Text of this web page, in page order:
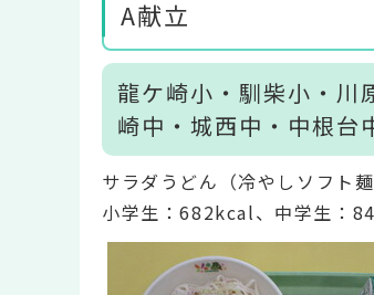
A献立
龍ケ崎小・馴柴小・川
崎中・城西中・中根台
サラダうどん（冷やしソフト
小学生：682kcal、中学生：